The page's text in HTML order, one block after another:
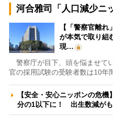
河合雅司「人口減少ニ
【「警察官離
が本気で取り
現…
警察庁が目下、頭を悩ませて
官の採用試験の受験者数は10年
【安全・安心ニッポンの危
分の1以下に！ 出生数減が